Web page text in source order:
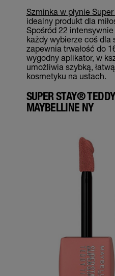
Szminka w płynie
idealny produkt dla
Spośród 22
każdy wybierze coś dla
zapewnia trwałość do
wygodny aplikator, w
umożliwia szybką,
kosmetyku na ustach.
SUPER STAY®
MAYBELLINE NY